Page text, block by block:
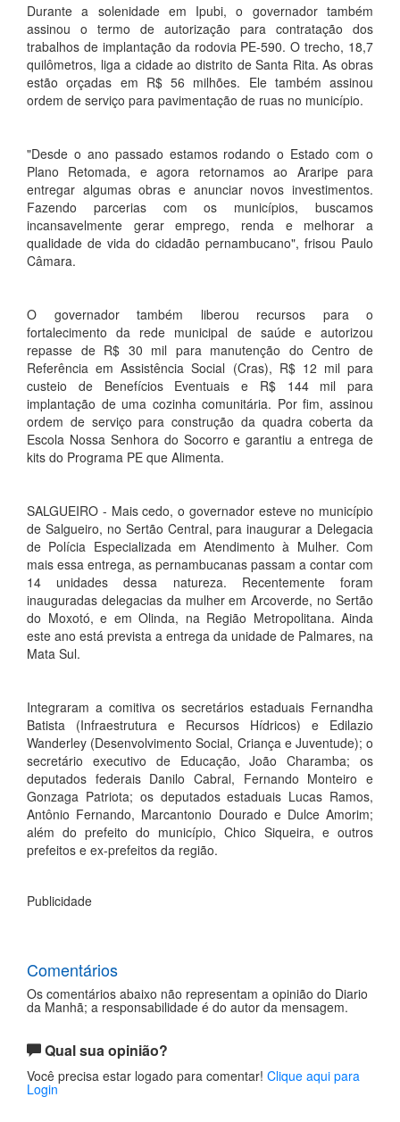
Durante a solenidade em Ipubi, o governador também
assinou o termo de autorização para contratação dos
trabalhos de implantação da rodovia PE-590. O trecho, 18,7
quilômetros, liga a cidade ao distrito de Santa Rita. As obras
estão orçadas em R$ 56 milhões. Ele também assinou
ordem de serviço para pavimentação de ruas no município.
"Desde o ano passado estamos rodando o Estado com o
Plano Retomada, e agora retornamos ao Araripe para
entregar algumas obras e anunciar novos investimentos.
Fazendo parcerias com os municípios, buscamos
incansavelmente gerar emprego, renda e melhorar a
qualidade de vida do cidadão pernambucano", frisou Paulo
Câmara.
O governador também liberou recursos para o
fortalecimento da rede municipal de saúde e autorizou
repasse de R$ 30 mil para manutenção do Centro de
Referência em Assistência Social (Cras), R$ 12 mil para
custeio de Benefícios Eventuais e R$ 144 mil para
implantação de uma cozinha comunitária. Por fim, assinou
ordem de serviço para construção da quadra coberta da
Escola Nossa Senhora do Socorro e garantiu a entrega de
kits do Programa PE que Alimenta.
SALGUEIRO - Mais cedo, o governador esteve no município
de Salgueiro, no Sertão Central, para inaugurar a Delegacia
de Polícia Especializada em Atendimento à Mulher. Com
mais essa entrega, as pernambucanas passam a contar com
14 unidades dessa natureza. Recentemente foram
inauguradas delegacias da mulher em Arcoverde, no Sertão
do Moxotó, e em Olinda, na Região Metropolitana. Ainda
este ano está prevista a entrega da unidade de Palmares, na
Mata Sul.
Integraram a comitiva os secretários estaduais Fernandha
Batista (Infraestrutura e Recursos Hídricos) e Edilazio
Wanderley (Desenvolvimento Social, Criança e Juventude); o
secretário executivo de Educação, João Charamba; os
deputados federais Danilo Cabral, Fernando Monteiro e
Gonzaga Patriota; os deputados estaduais Lucas Ramos,
Antônio Fernando, Marcantonio Dourado e Dulce Amorim;
além do prefeito do município, Chico Siqueira, e outros
prefeitos e ex-prefeitos da região.
Publicidade
Comentários
Os comentários abaixo não representam a opinião do Diario
da Manhã; a responsabilidade é do autor da mensagem.
Qual sua opinião?
Você precisa estar logado para comentar! Clique aqui para
Login